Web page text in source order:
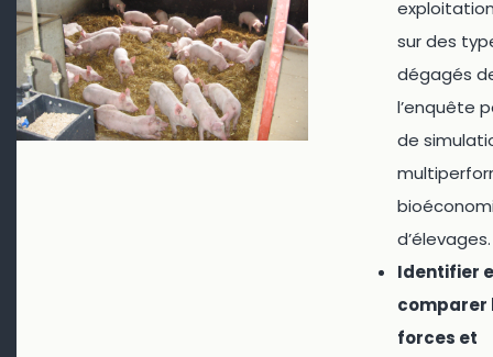
sur des
dégagés
l’enquête
de
d’élevages.
Identifier
comparer
forces et